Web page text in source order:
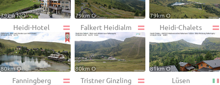
79km NO 79km O 79km O
Heidi-Hotel
80km O
Falkert Heidialm
80km O
Heidi-Chalets
81km O
Fanningberg Tristner Ginzling Lüsen